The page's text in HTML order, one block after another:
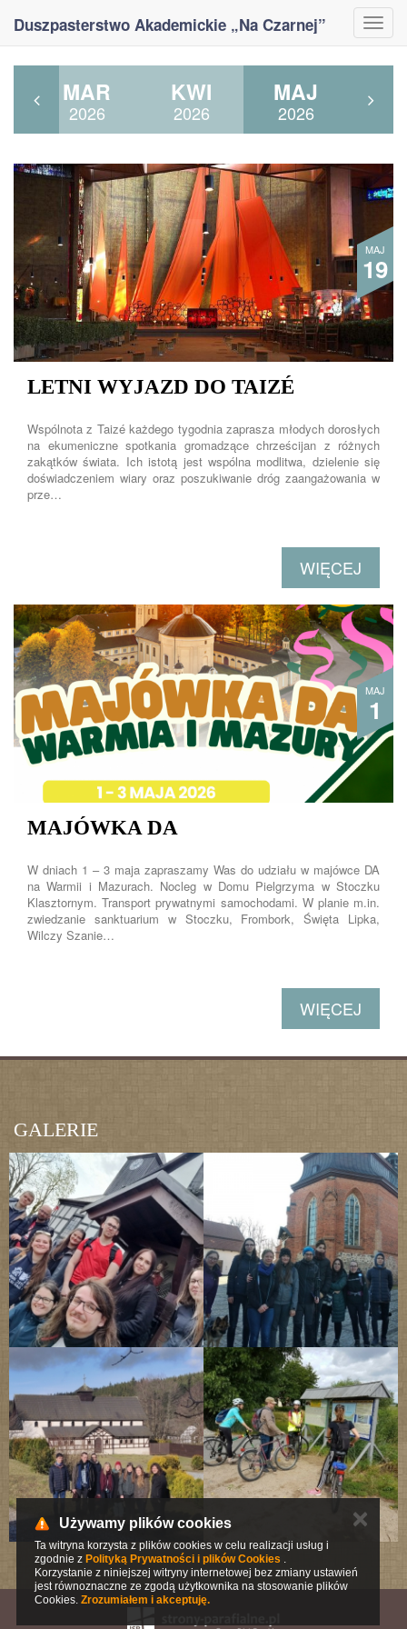
Duszpasterstwo Akademickie „Na Czarnej”
MAR
2026
KWI
2026
MAJ
2026
MAJ
19
LETNI WYJAZD DO TAIZÉ
Wspólnota z Taizé każdego tygodnia zaprasza młodych dorosłych
na ekumeniczne spotkania gromadzące chrześcijan z różnych
zakątków świata. Ich istotą jest wspólna modlitwa, dzielenie się
doświadczeniem wiary oraz poszukiwanie dróg zaangażowania w
prze…
WIĘCEJ
MAJ
1
MAJÓWKA DA
W dniach 1 – 3 maja zapraszamy Was do udziału w majówce DA
na Warmii i Mazurach. Nocleg w Domu Pielgrzyma w Stoczku
Klasztornym. Transport prywatnymi samochodami. W planie m.in.
zwiedzanie sanktuarium w Stoczku, Frombork, Święta Lipka,
Wilczy Szanie…
WIĘCEJ
GALERIE
Używamy plików cookies
Ta witryna korzysta z plików cookies w celu realizacji usług i
zgodnie z Polityką Prywatności i plików Cookies .
Korzystanie z niniejszej witryny internetowej bez zmiany ustawień
jest równoznaczne ze zgodą użytkownika na stosowanie plików
Cookies. Zrozumiałem i akceptuję.
✕